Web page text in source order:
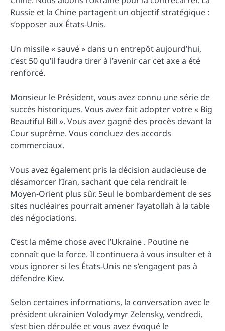
Russie et la Chine partagent un objectif stratégique :
s’opposer aux États-Unis.
Un missile « sauvé » dans un entrepôt aujourd’hui,
c’est 50 qu’il faudra tirer à l’avenir car cet axe a été
renforcé.
Monsieur le Président, vous avez connu une série de
succès historiques. Vous avez fait adopter votre « Big
Beautiful Bill ». Vous avez gagné des procès devant la
Cour suprême. Vous concluez des accords
commerciaux.
Vous avez également pris la décision audacieuse de
désamorcer l’Iran, sachant que cela rendrait le
Moyen-Orient plus sûr. Seul le bombardement de ses
sites nucléaires pourrait amener l’ayatollah à la table
des négociations.
C’est la même chose avec l’Ukraine . Poutine ne
connaît que la force. Il continuera à vous insulter et à
vous ignorer si les États-Unis ne s’engagent pas à
défendre Kiev.
Selon certaines informations, la conversation avec le
président ukrainien Volodymyr Zelensky, vendredi,
s’est bien déroulée et vous avez évoqué le